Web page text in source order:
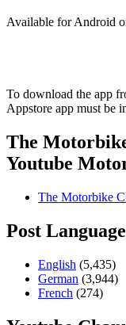
Available for Android
To download the app
Appstore app must be
The
Youtube
The Motorbike
Post Language
English (5,435)
German (3,944)
French (274)